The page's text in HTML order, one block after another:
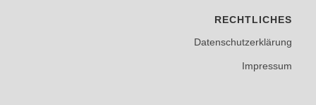
RECHTLICHES
Datenschutzerklärung
Impressum